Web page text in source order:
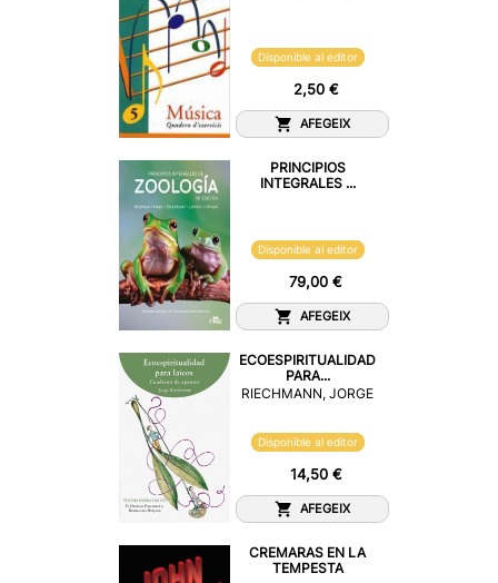
Disponible al editor
2,50 €
AFEGEIX
PRINCIPIOS
INTEGRALES ...
Disponible al editor
79,00 €
AFEGEIX
ECOESPIRITUALIDAD
PARA...
RIECHMANN, JORGE
Disponible al editor
14,50 €
AFEGEIX
CREMARAS EN LA
TEMPESTA